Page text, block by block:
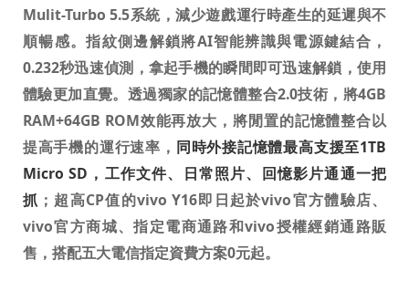
Mulit-Turbo 5.5系統，減少遊戲運行時產生的延遲與不
順暢感。指紋側邊解鎖將AI智能辨識與電源鍵結合，
0.232秒迅速偵測，拿起手機的瞬間即可迅速解鎖，使用
體驗更加直覺。透過獨家的記憶體整合2.0技術，將4GB
RAM+64GB ROM效能再放大，將閒置的記憶體整合以
提高手機的運行速率， 同時外接記憶體最高支援至1TB
Micro SD ，工作文件、日常照片、回憶影片通通一把
抓 ； 超高CP值的vivo Y16即日起於vivo官方體驗店、
vivo官方商城、指定電商通路和vivo授權經銷通路販
售，搭配五大電信指定資費方案0元起。